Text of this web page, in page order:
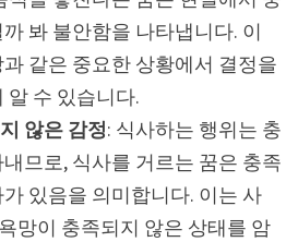
봐 불안함을 나타냅니다. 이
같은 중요한 상황에서 결정을
알 수 있습니다.
않은 감정: 식사하는 행위는 충
므로, 식사를 거르는 꿈은 충족
있음을 의미합니다. 이는 사
망이 충족되지 않은 상태를 암